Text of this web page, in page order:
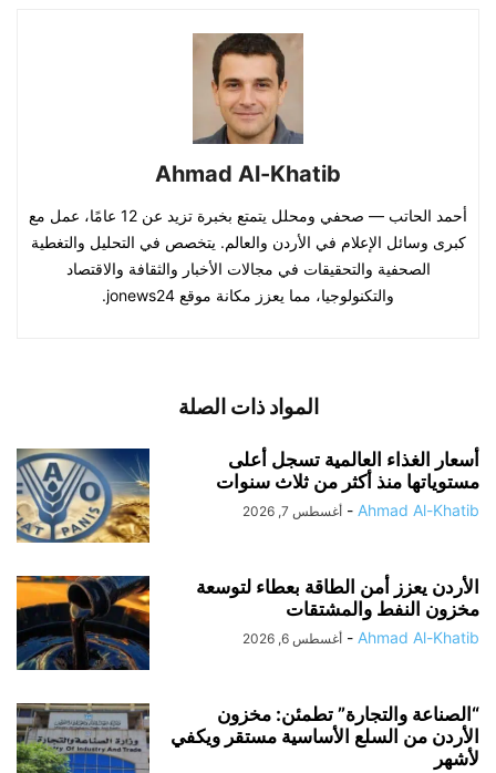
Ahmad Al-Khatib
أحمد الحاتب — صحفي ومحلل يتمتع بخبرة تزيد عن 12 عامًا، عمل مع
كبرى وسائل الإعلام في الأردن والعالم. يتخصص في التحليل والتغطية
الصحفية والتحقيقات في مجالات الأخبار والثقافة والاقتصاد
والتكنولوجيا، مما يعزز مكانة موقع jonews24.
المواد ذات الصلة
أسعار الغذاء العالمية تسجل أعلى
مستوياتها منذ أكثر من ثلاث سنوات
Ahmad Al-Khatib
- أغسطس 7, 2026
الأردن يعزز أمن الطاقة بعطاء لتوسعة
مخزون النفط والمشتقات
Ahmad Al-Khatib
- أغسطس 6, 2026
“الصناعة والتجارة” تطمئن: مخزون
الأردن من السلع الأساسية مستقر ويكفي
لأشهر